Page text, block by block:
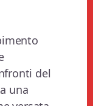
del
una